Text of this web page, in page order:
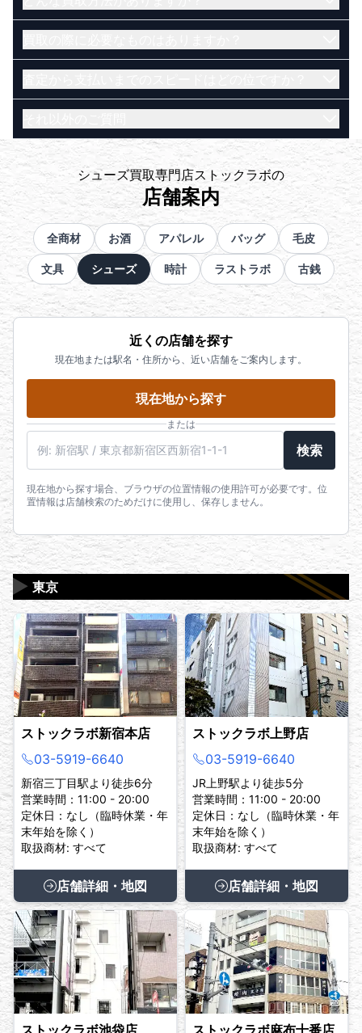
10:00~20:00）
メールで査定を依頼したい方はこちら
LINEで査定を依頼したい方はこちら
ざいます。まずは当店にお問い合わせくださいま
鑑定士に電話で直接相談したい方はこちら（受付
時間 10:00~20:00）
メールで査定を依頼したい方はこちら
LINEで査定を依頼したい方はこちら
【店頭買取】
します。金額にご納得いただけたらその場で現金に
【宅配買取】
お品物をダンボールに詰めて送るだけの人気サービ
スです。忙しくてお店に行く時間のない方や遠方の
方にもお勧めです。
【出張買取】
鑑定士がお客様のご自宅にお伺いし査定いたしま
す。量が多く店舗まで遠い方などにお勧めのサービ
スです。
店頭買取はこちら
宅配買取はこちら
出張買取はこちら
鑑定士に電話で直接相談したい方はこちら（受付
時間 10:00~20:00）
メールで査定を依頼したい方はこちら
LINEで査定を依頼したい方はこちら
で、下記の1～8のうち、いずれか一つをお持ちくだ
運転免許証
運転経歴証明書
パスポート
住民基本台帳カード
健康保険証※
在留カード
特別永住者証明書
個人番号カード
※200万円を超えるお取引の際は健康保険証に加え、
発行日から3ヶ月以内の公共料金領収書（請求書）又
は住民票が必要となります。
※身分証の住所に相違がある場合は以下の物が必要に
は、本人様名義の現在お住まいである住所を確認で
共料金領収書もしくは請求書（電気、水道、ガス、
固定電話、未払いでも可能）又は住民票が必要とな
りますので、住所変更されていない上記記載の身分
証明書と一緒にお持ちください。
※有効期限の切れた身分証明書はお取扱いできないの
また、鑑定証、保証書（ギャランティーカード）、
箱、保存袋、タグなど、商品を証明できるものをお
持ちの場合はご一緒にお持ちください。
いたします。宅配買取であれば買取成立後、即日ま
たは翌日営業日には送金いたします。
※1. 金融機関の営業日によって送金日が前後する可能
性がございます。
※2. 100万円を超えるお支払いに際しては、お支払い
まで多少のお時間を頂戴する場合がございます。高
価なお品物をお持ち込みの場合は、事前にお声がけ
いただけますと幸いです。
恐れ入りますが、下記よりお問い合わせ下さいま
せ。
よくある質問一覧はこちら
電話でのご相談はこちら（受付時間
10:00~20:00）
LINEでのご相談はこちら
シューズ買取専門店ストックラボの
店舗案内
全商材 お酒 アパレル バッグ 毛皮
文具 シューズ 時計 ラストラボ 古銭
近くの店舗を探す
現在地または駅名・住所から、近い店舗をご案内します。
現在地から探す
または
検索
現在地から探す場合、ブラウザの位置情報の使用許可が必要です。位
置情報は店舗検索のためだけに使用し、保存しません。
東京
▶
ストックラボ新宿本店
03-5919-6640
新宿三丁目駅より徒歩6分
営業時間：11:00 - 20:00
定休日：なし（臨時休業・年
末年始を除く）
取扱商材: すべて
店舗詳細・地図
ストックラボ上野店
03-5919-6640
JR上野駅より徒歩5分
営業時間：11:00 - 20:00
定休日：なし（臨時休業・年
末年始を除く）
取扱商材: すべて
店舗詳細・地図
ストックラボ池袋店 ストックラボ麻布十番店